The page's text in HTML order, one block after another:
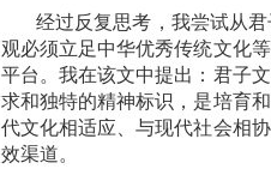
经过反复思考，我尝试从君
观必须立足中华优秀传统文化
平台。我在该文中提出：君子
求和独特的精神标识，是培育
代文化相适应、与现代社会相
效渠道。